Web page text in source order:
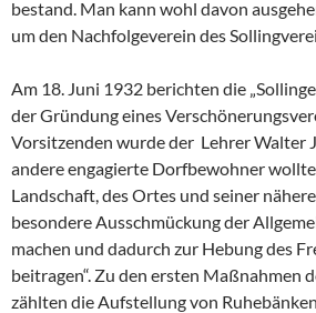
bestand. Man kann wohl davon
um den Nachfolgeverein des
Am 18. Juni 1932 berichten die
der Gründung eines
Vorsitzenden wurde der Lehrer Walter
andere engagierte Dorfbewohner
Landschaft, des Ortes und seiner
besondere Ausschmückung der
machen und dadurch zur Hebung des
beitragen“. Zu den ersten Maßnahmen
zählten die Aufstellung von